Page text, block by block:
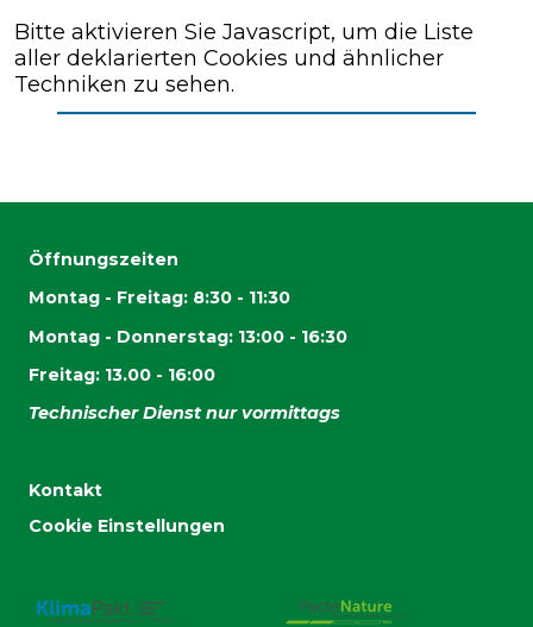
Bitte aktivieren Sie Javascript, um die Liste
aller deklarierten Cookies und ähnlicher
Techniken zu sehen.
Öffnungszeiten
Montag - Freitag: 8:30 - 11:30
Montag - Donnerstag: 13:00 - 16:30
Freitag: 13.00 - 16:00
Technischer Dienst nur vormittags
Kontakt
Cookie Einstellungen